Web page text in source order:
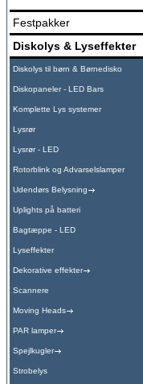
Festpakker
Diskolys & Lyseffekter
Diskolys til børn & Børnedisko
Diskopaneler - LED Bars
Komplette Lys systemer
Lysrør
Lysrør - LED
Rotorblink og Advarselslamper
Udendørs Belysning
Uplights på batteri
Bagtæppe - LED
Lyseffekter
Dekorative effekter
Scannere
Moving Heads
PAR lamper
Spejlkugler
Strobelys